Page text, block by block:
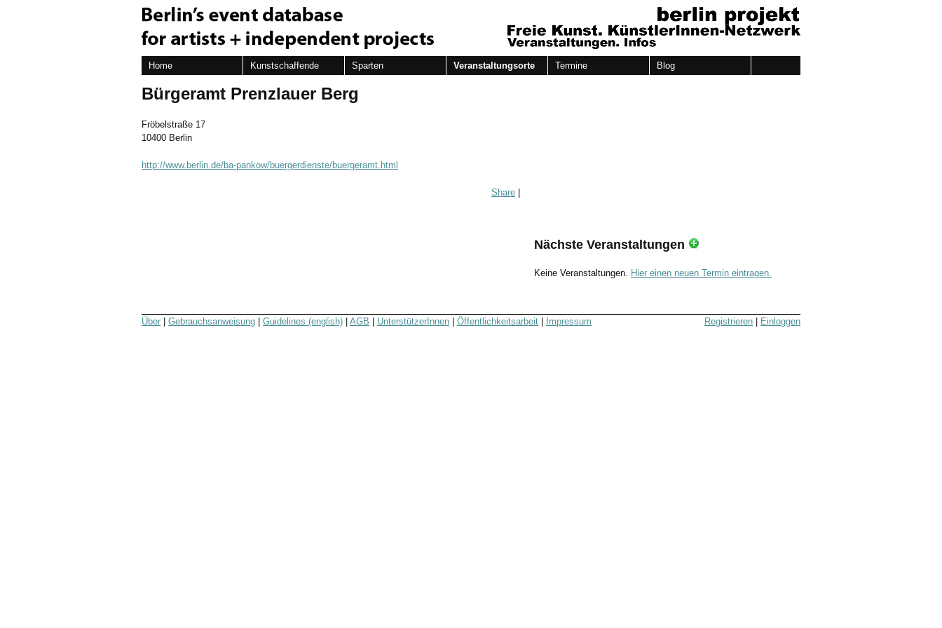
Home Kunstschaffende Sparten Veranstaltungsorte Termine Blog
Bürgeramt Prenzlauer Berg
Fröbelstraße 17
10400 Berlin
http://www.berlin.de/ba-pankow/buergerdienste/buergeramt.html
Share
Nächste Veranstaltungen
Keine Veranstaltungen. Hier einen neuen Termin eintragen.
Registrieren Einloggen
Über Gebrauchsanweisung Guidelines (english) AGB UnterstützerInnen Öffentlichkeitsarbeit Impressum